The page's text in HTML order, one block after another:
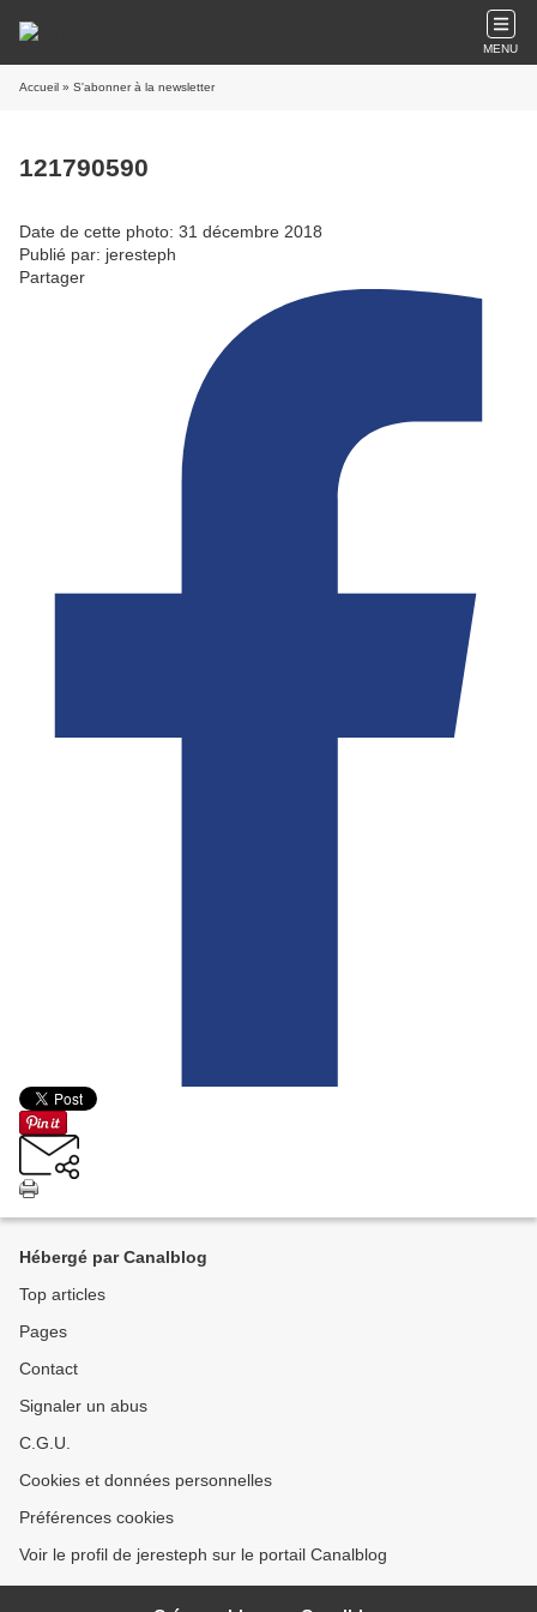
MENU
Accueil » S'abonner à la newsletter
121790590
Date de cette photo: 31 décembre 2018
Publié par: jeresteph
Partager
Hébergé par Canalblog
Top articles
Pages
Contact
Signaler un abus
C.G.U.
Cookies et données personnelles
Préférences cookies
Voir le profil de jeresteph sur le portail Canalblog